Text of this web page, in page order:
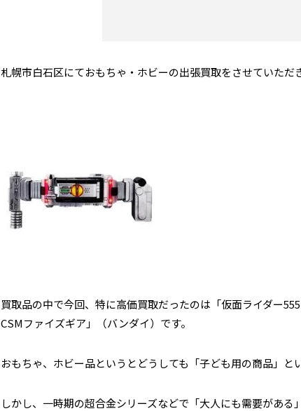
札幌市白石区にておもちゃ・ホビーの出張買取をさせていただ
買取品の中で今回、特に高価買取だったのは「仮面ライダー
CSMファイズギア」（バンダイ）です。
おもちゃ、ホビー品というとどうしても「子ども用の商品」と
しかし、一時期の超合金シリーズなどで「大人にも需要があ